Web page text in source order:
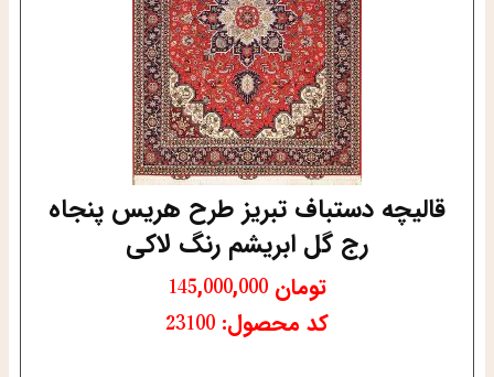
قالیچه دستباف تبریز طرح هریس پنجاه
رج گل ابریشم رنگ لاکی
تومان
کد محصول: 23100